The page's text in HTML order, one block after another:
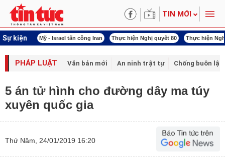
TIN MỚI
Sự kiện
lượng Mỹ - Israel tấn công Iran Thực hiện Nghị quyết 80 Thực hiện
PHÁP LUẬT Văn bản mới An ninh trật tự Chống buôn
5 án tử hình cho đường dây ma túy
xuyên quốc gia
Thứ Năm, 24/01/2019 16:20